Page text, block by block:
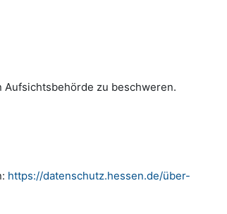
zu beschweren.
https://datenschutz.hessen.de/über-